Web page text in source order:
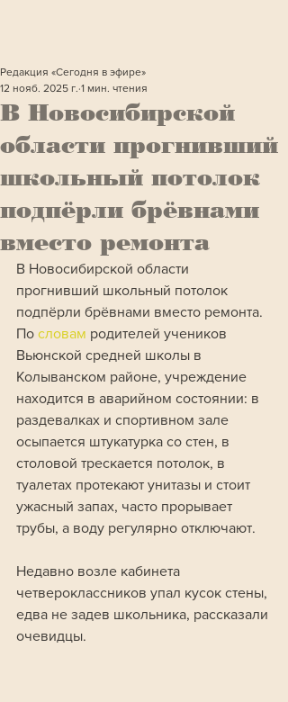
В Новосибирской
области прогнивший
школьный потолок
подпёрли брёвнами
вместо ремонта
Редакция «Сегодня в эфире»
12 нояб. 2025 г. 1 мин. чтения
В Новосибирской области
прогнивший школьный потолок
подпёрли брёвнами вместо ремонта.
По словам родителей учеников
Вьюнской средней школы в
Колыванском районе, учреждение
находится в аварийном состоянии: в
раздевалках и спортивном зале
осыпается штукатурка со стен, в
столовой трескается потолок, в
туалетах протекают унитазы и стоит
ужасный запах, часто прорывает
трубы, а воду регулярно отключают.
Недавно возле кабинета
четвероклассников упал кусок стены,
едва не задев школьника, рассказали
очевидцы.